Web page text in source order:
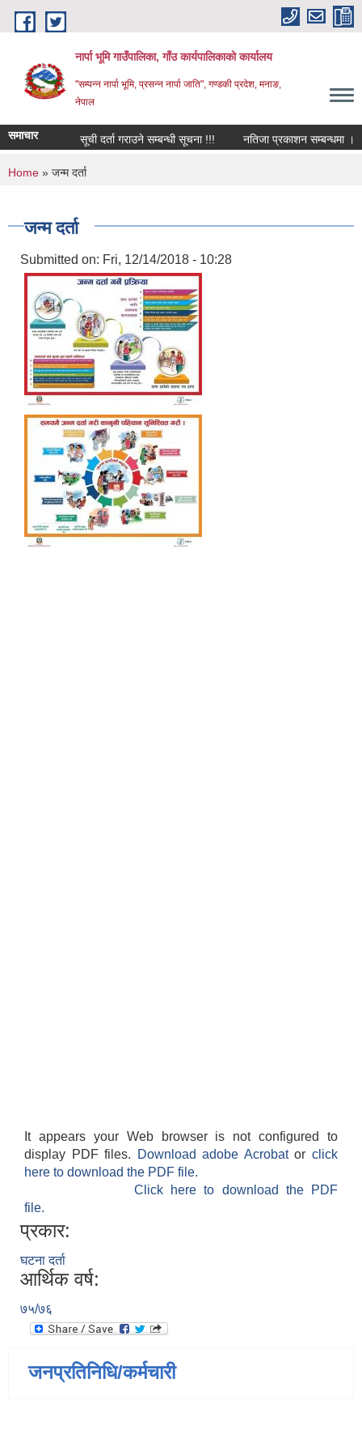
Skip to main content
नार्पा भूमि गाउँपालिका, गाँउ कार्यपालिकाको कार्यालय
"सम्पन्न नार्पा भूमि, प्रसन्न नार्पा जाति", गण्डकी प्रदेश, मनाङ,
नेपाल
समाचार सूची दर्ता गराउने सम्बन्धी सूचना !!! नतिजा प्रकाशन सम्बन्धमा ।
You are here
Home » जन्म दर्ता
जन्म दर्ता
Submitted on: Fri, 12/14/2018 - 10:28
It appears your Web browser is not configured to
display PDF files.
Download adobe Acrobatorclick
here to download the PDF file.
Click here to download the PDF
file.
प्रकार:
घटना दर्ता
आर्थिक वर्ष:
७५/७६
जनप्रतिनिधि/कर्मचारी